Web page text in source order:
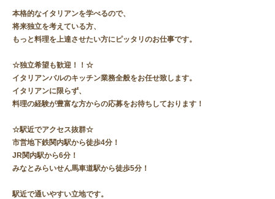
本格的なイタリアンを学べるので、
将来独立を考えている方、
もっと料理を上達させたい方にピッタリのお仕事です。
☆独立希望も歓迎！！☆
イタリアンバルのキッチン業務全般をお任せ致します。
イタリアンに限らず、
料理の経験が豊富な方からの応募をお待ちしております！
☆駅近でアクセス抜群☆
市営地下鉄関内駅から徒歩4分！
JR関内駅から6分！
みなとみらいせん馬車道駅から徒歩5分！
駅近で通いやすい立地です。